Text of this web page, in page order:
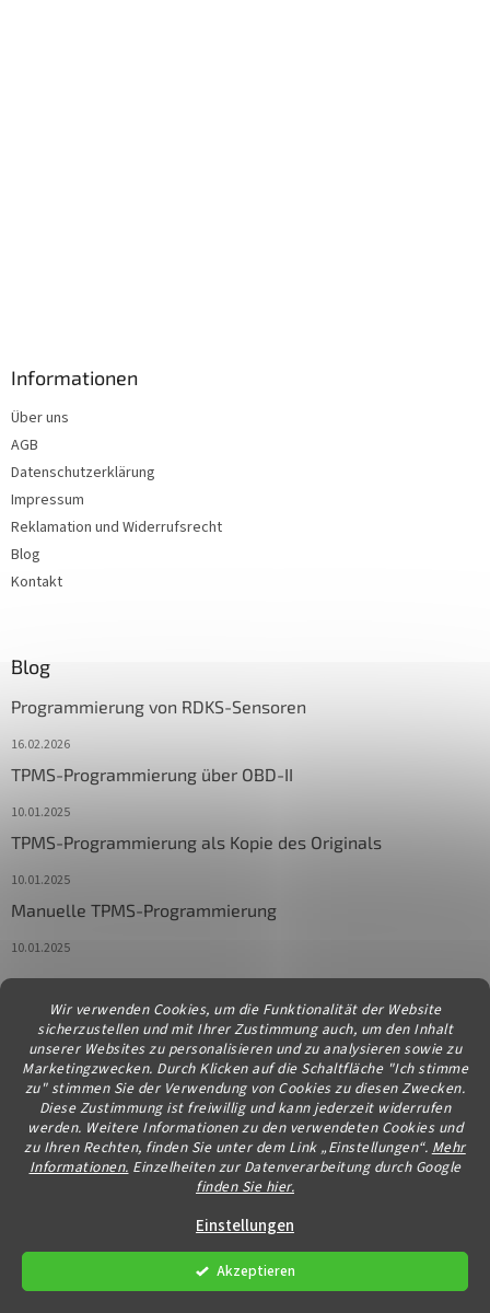
Wir verwenden Cookies, um die Funktionalität der Website
sicherzustellen und mit Ihrer Zustimmung auch, um den Inhalt
unserer Websites zu personalisieren und zu analysieren sowie zu
Marketingzwecken. Durch Klicken auf die Schaltfläche "Ich stimme
zu" stimmen Sie der Verwendung von Cookies zu diesen Zwecken.
Diese Zustimmung ist freiwillig und kann jederzeit widerrufen
werden. Weitere Informationen zu den verwendeten Cookies und
zu Ihren Rechten, finden Sie unter dem Link „Einstellungen“. Mehr
Informationen. Einzelheiten zur Datenverarbeitung durch Google
finden Sie hier.
Einstellungen
Akzeptieren
Informationen
Über uns
AGB
Datenschutzerklärung
Impressum
Reklamation und Widerrufsrecht
Blog
Kontakt
Blog
Programmierung von RDKS-Sensoren
16.02.2026
TPMS-Programmierung über OBD-II
10.01.2025
TPMS-Programmierung als Kopie des Originals
10.01.2025
Manuelle TPMS-Programmierung
10.01.2025
Kontakt
info@diagstore.at
Erstellt von Shoptet
Copyright 2026diagstore.at. Alle Rechte vorbehalten.Cookie-